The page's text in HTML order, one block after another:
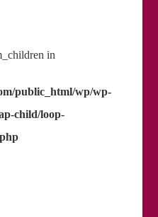
in
public_html/wp/wp-
child/loop-